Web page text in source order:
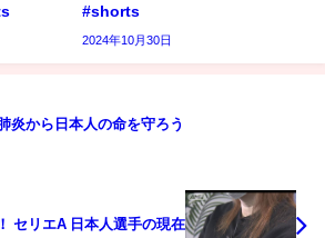
#shorts
2024年10月30日
炎から日本人の命を守ろう
セリエA 日本人選手の現在